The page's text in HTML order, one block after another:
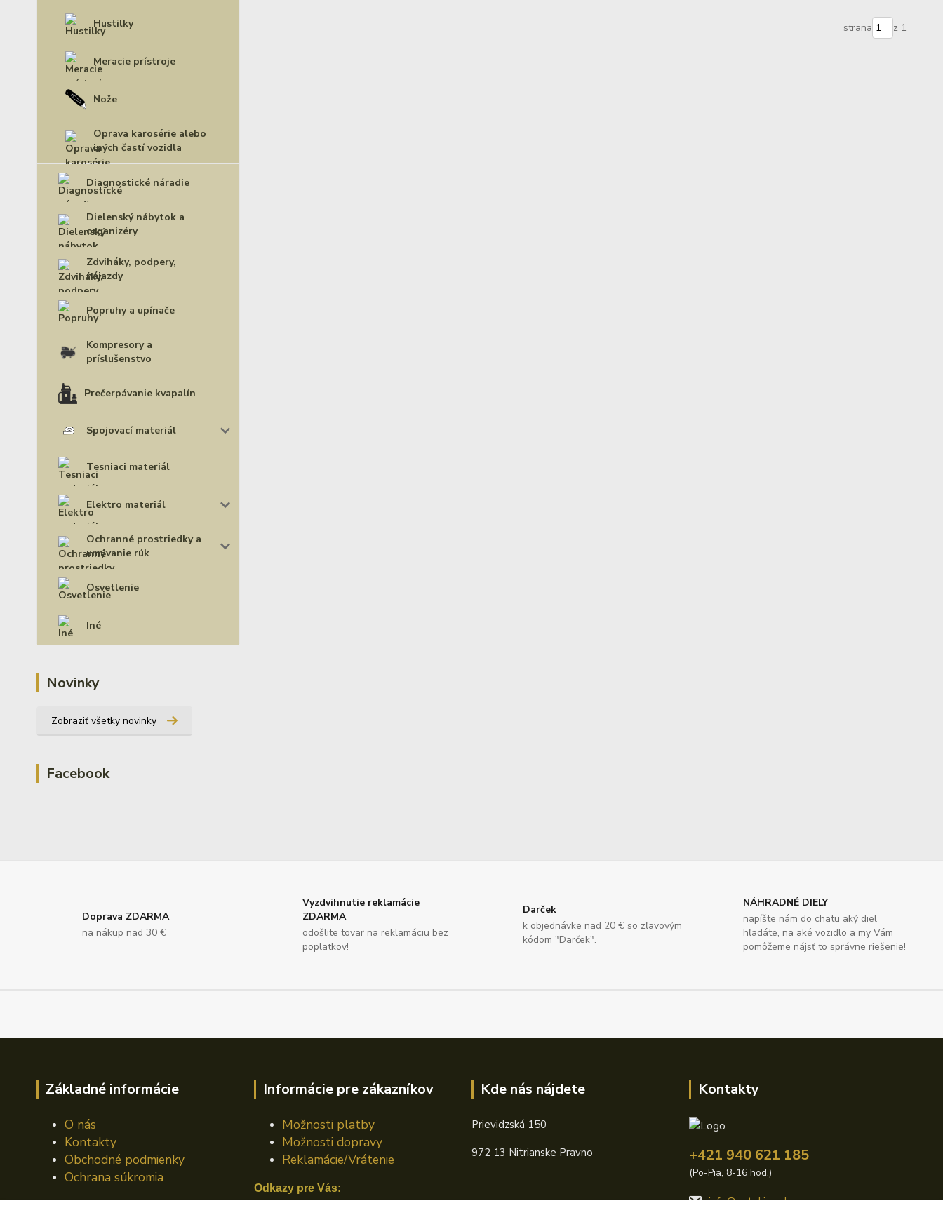
Hustilky
Meracie prístroje
Nože
Oprava karosérie alebo
iných častí vozidla
Diagnostické náradie
Dielenský nábytok a
organizéry
Zdviháky, podpery,
nájazdy
Popruhy a upínače
Kompresory a
príslušenstvo
Prečerpávanie kvapalín
Spojovací materiál
Tesniaci materiál
Elektro materiál
Ochranné prostriedky a
umývanie rúk
Osvetlenie
Iné
Novinky
Zobraziť všetky novinky
Facebook
strana z 1
Doprava ZDARMA
na nákup nad 30 €
Vyzdvihnutie reklamácie
ZDARMA
odošlite tovar na reklamáciu bez
poplatkov!
Darček
k objednávke nad 20 € so zľavovým
kódom "Darček".
NÁHRADNÉ DIELY
napíšte nám do chatu aký diel
hľadáte, na aké vozidlo a my Vám
pomôžeme nájsť to správne riešenie!
Základné informácie
O nás
Kontakty
Obchodné podmienky
Ochrana súkromia
Informácie pre zákazníkov
Možnosti platby
Možnosti dopravy
Reklamácie/Vrátenie
Odkazy pre Vás:
Kde nás nájdete
Prievidzská 150
972 13 Nitrianske Pravno
Kontakty
+421 940 621 185
(Po-Pia, 8-16 hod.)
info@autoking.sk